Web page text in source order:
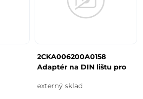
2CKA006200A0158
Adaptér na DIN lištu pro
externý sklad